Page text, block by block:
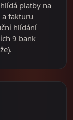
platby na
fakturu
hlídání
9 bank